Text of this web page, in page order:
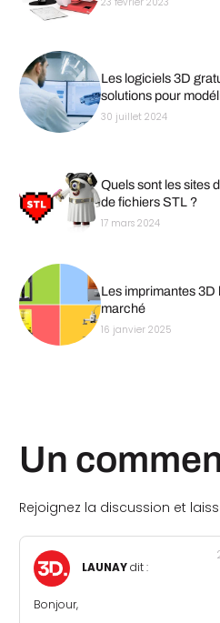
Les logiciels 3D
solutions pour
30 juillet 2024
Quels sont les sites
de fichiers STL ?
17 mars 2024
Les imprimantes 3D
marché
16 janvier 2025
Un
Rejoignez la discussion et
LAUNAY dit :
Bonjour,